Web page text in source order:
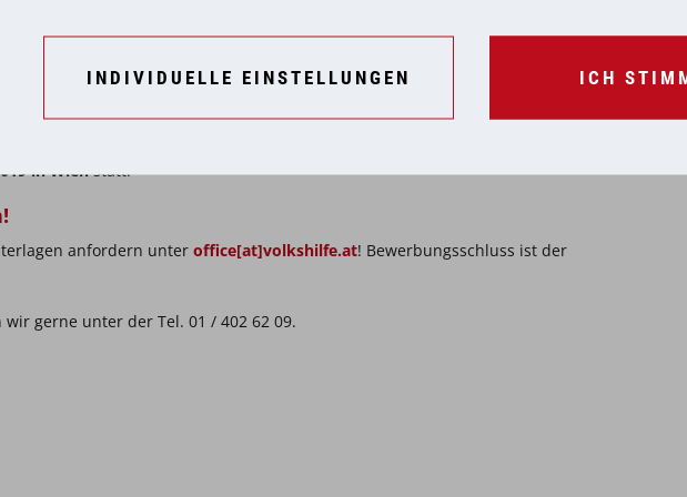
an Demenz erkrankten Menschen in den eigenen vier Wänden
von an Demenz erkrankten Menschen (Personen, welche
erkrankten Menschen arbeiten.)
von einer Fachjury ermittelt. Die
in Wienstatt.
anfordern unter office[at]volkshilfe.at! Bewerbungsschluss ist der
gerne unter der Tel. 01 / 402 62 09.
INDIVIDUELLE EINSTELLUNGEN ICH